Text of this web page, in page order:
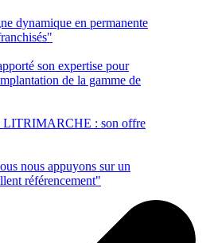
dynamique en permanente
son expertise pour
de la gamme de
LITRIMARCHE : son offre
nous appuyons sur un
référencement"